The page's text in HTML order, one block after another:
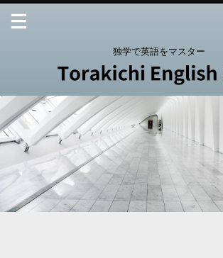
独学で英語をマスター